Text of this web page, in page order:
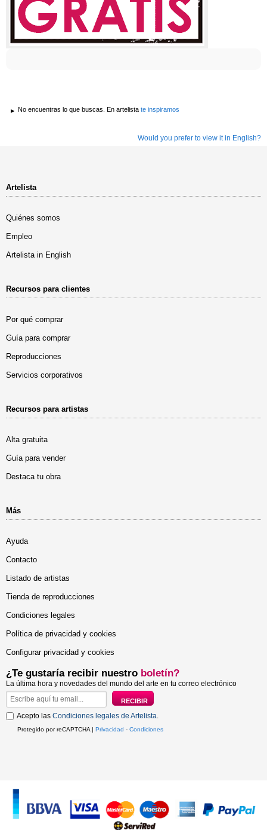
No encuentras lo que buscas. En artelista te inspiramos
Would you prefer to view it in English?
Artelista
Quiénes somos
Empleo
Artelista in English
Recursos para clientes
Por qué comprar
Guía para comprar
Reproducciones
Servicios corporativos
Recursos para artistas
Alta gratuita
Guía para vender
Destaca tu obra
Más
Ayuda
Contacto
Listado de artistas
Tienda de reproducciones
Condiciones legales
Política de privacidad y cookies
Configurar privacidad y cookies
¿Te gustaría recibir nuestro boletín?
La última hora y novedades del mundo del arte en tu correo electrónico
Acepto las Condiciones legales de Artelista.
Protegido por reCAPTCHA | Privacidad - Condiciones